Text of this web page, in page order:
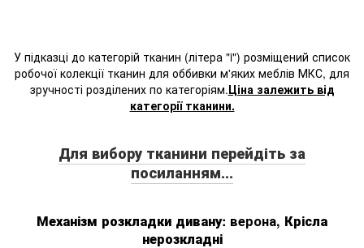
У підказці до категорій тканин (літера "i") розміщений список
робочої колекції тканин для оббивки м'яких меблів МКС, для
зручності розділених по категоріям.Ціна залежить від
категорії тканини.
Для вибору тканини перейдіть за
посиланням...
Механізм розкладки дивану: верона, Крісла
нерозкладні